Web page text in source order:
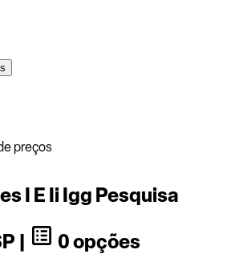
preços
I E Ii Igg Pesquisa
|
0 opções